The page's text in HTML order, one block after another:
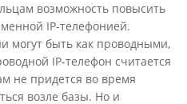
возможность повысить
IP-телефонией.
могут быть как проводными,
IP-телефон считается
не придется во время
возле базы. Но и